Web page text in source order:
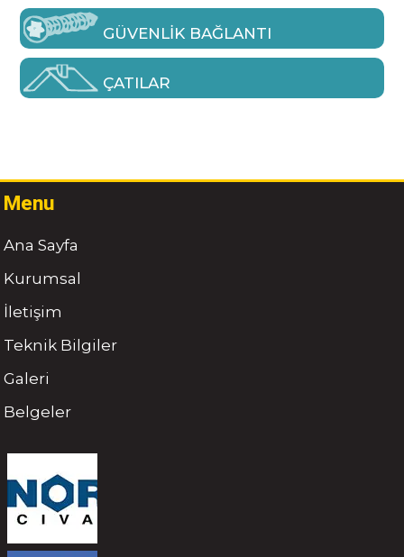
GÜVENLIK BAĞLANTI
ÇATILAR
Menu
Ana Sayfa
Kurumsal
İletişim
Teknik Bilgiler
Galeri
Belgeler